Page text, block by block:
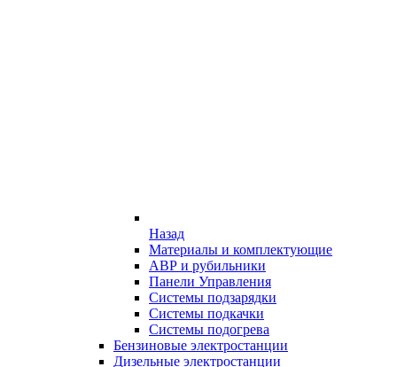
Назад
Материалы и комплектующие
АВР и рубильники
Панели Управления
Системы подзарядки
Системы подкачки
Системы подогрева
Бензиновые электростанции
Дизельные электростанции